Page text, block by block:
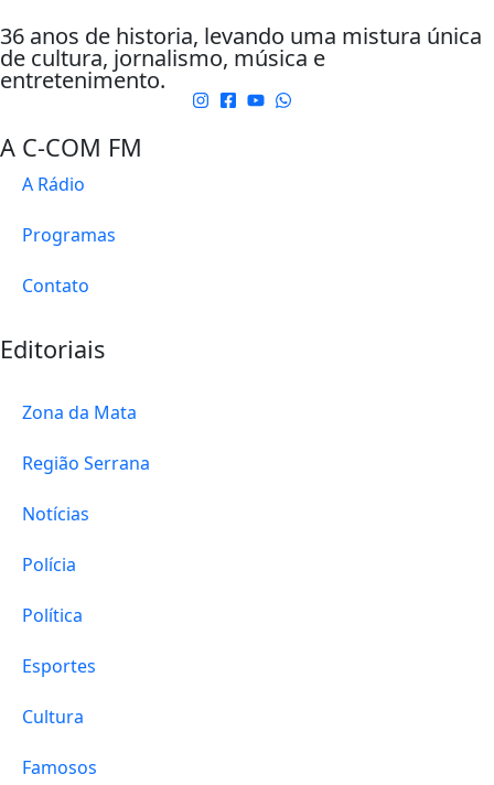
36 anos de historia, levando uma mistura única
de cultura, jornalismo, música e
entretenimento.
A C-COM FM
A Rádio
Programas
Contato
Editoriais
Zona da Mata
Região Serrana
Notícias
Polícia
Política
Esportes
Cultura
Famosos